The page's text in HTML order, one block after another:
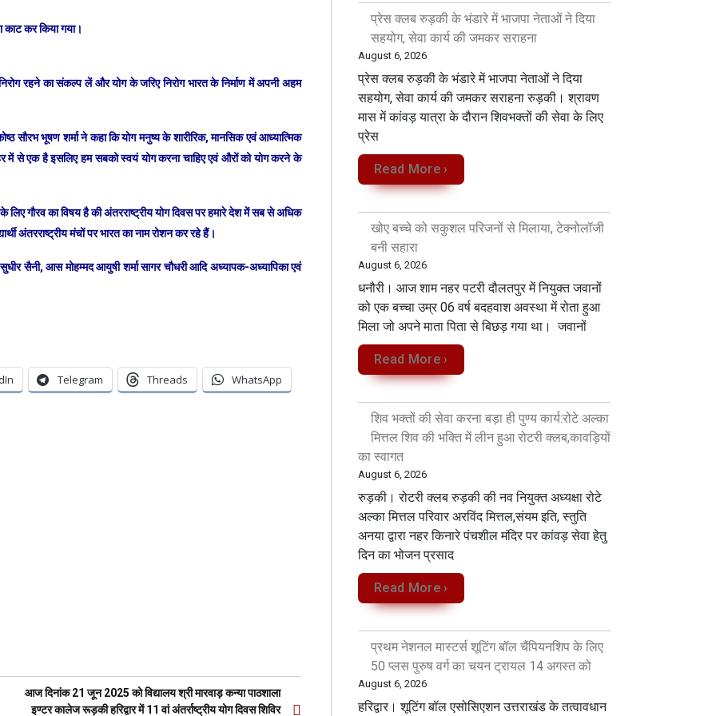
काट कर किया गया।
रहने का संकल्प लें और योग के जरिए निरोग भारत के निर्माण में अपनी अहम
सौरभ भूषण शर्मा ने कहा कि योग मनुष्य के शारीरिक, मानसिक एवं आध्यात्मिक
में से एक है इसलिए हम सबको स्वयं योग करना चाहिए एवं औरों को योग करने के
गौरव का विषय है की अंतरराष्ट्रीय योग दिवस पर हमारे देश में सब से अधिक
अंतरराष्ट्रीय मंचों पर भारत का नाम रोशन कर रहे हैं।
सैनी, आस मोहम्मद आयुषी शर्मा सागर चौधरी आदि अध्यापक-अध्यापिका एवं
Telegram Threads WhatsApp
आज दिनांक 21 जून 2025 को विद्यालय श्री मारवाड़ कन्या पाठशाला
इण्टर कालेज रूड़की हरिद्वार में 11 वां अंतर्राष्ट्रीय योग दिवस शिविर
प्रेस क्लब रुड़की के भंडारे में भाजपा नेताओं ने दिया
सहयोग, सेवा कार्य की जमकर सराहना
August 6, 2026
प्रेस क्लब रुड़की के भंडारे में भाजपा नेताओं ने दिया
सहयोग, सेवा कार्य की जमकर सराहना रुड़की। श्रावण
मास में कांवड़ यात्रा के दौरान शिवभक्तों की सेवा के लिए
प्रेस
Read More ›
खोए बच्चे को सकुशल परिजनों से मिलाया, टेक्नोलॉजी
बनी सहारा
August 6, 2026
धनौरी। आज शाम नहर पटरी दौलतपुर में नियुक्त जवानों
को एक बच्चा उम्र 06 वर्ष बदहवाश अवस्था में रोता हुआ
मिला जो अपने माता पिता से बिछड़ गया था। जवानों
Read More ›
शिव भक्तों की सेवा करना बड़ा ही पुण्य कार्य:रोटे अल्का
मित्तल शिव की भक्ति में लीन हुआ रोटरी क्लब,कावड़ियों
का स्वागत
August 6, 2026
रुड़की। रोटरी क्लब रुड़की की नव नियुक्त अध्यक्षा रोटे
अल्का मित्तल परिवार अरविंद मित्तल,संयम इति, स्तुति
अनया द्वारा नहर किनारे पंचशील मंदिर पर कांवड़ सेवा‌ हेतु
दिन का भोजन प्रसाद
Read More ›
प्रथम नेशनल मास्टर्स शूटिंग बॉल चैंपियनशिप के लिए
50 प्लस पुरुष वर्ग का चयन ट्रायल 14 अगस्त को
August 6, 2026
हरिद्वार। शूटिंग बॉल एसोसिएशन उत्तराखंड के तत्वावधान